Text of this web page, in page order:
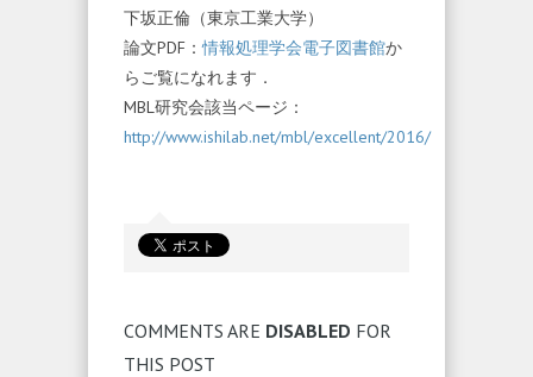
下坂正倫（東京工業大学）
論文PDF：情報処理学会電子図書館か
らご覧になれます．
MBL研究会該当ページ：
http://www.ishilab.net/mbl/excellent/2016/
COMMENTS ARE DISABLED FOR
THIS POST